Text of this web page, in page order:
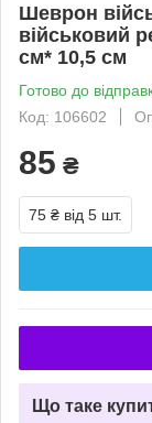
Шеврон
військовий
см* 10,5 см
Готово до
Код: 106602
85 ₴
75 ₴ від 5 шт.
Що таке